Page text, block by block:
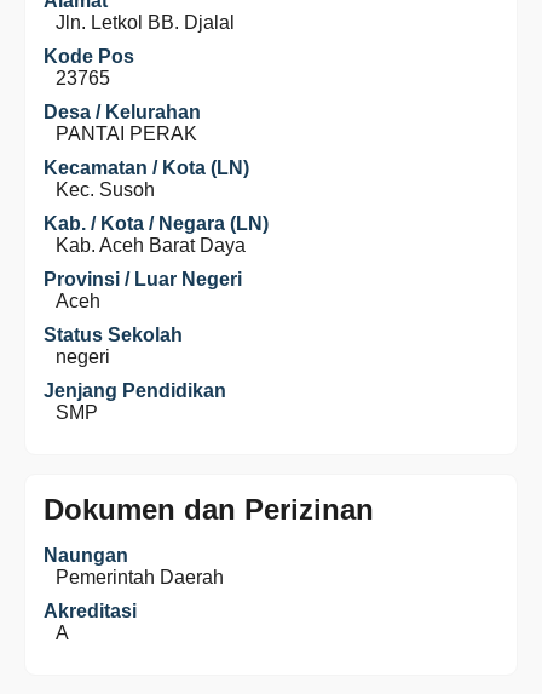
Jln. Letkol BB. Djalal
Kode Pos
23765
Desa / Kelurahan
PANTAI PERAK
Kecamatan / Kota (LN)
Kec. Susoh
Kab. / Kota / Negara (LN)
Kab. Aceh Barat Daya
Provinsi / Luar Negeri
Aceh
Status Sekolah
negeri
Jenjang Pendidikan
SMP
Dokumen dan Perizinan
Naungan
Pemerintah Daerah
Akreditasi
A